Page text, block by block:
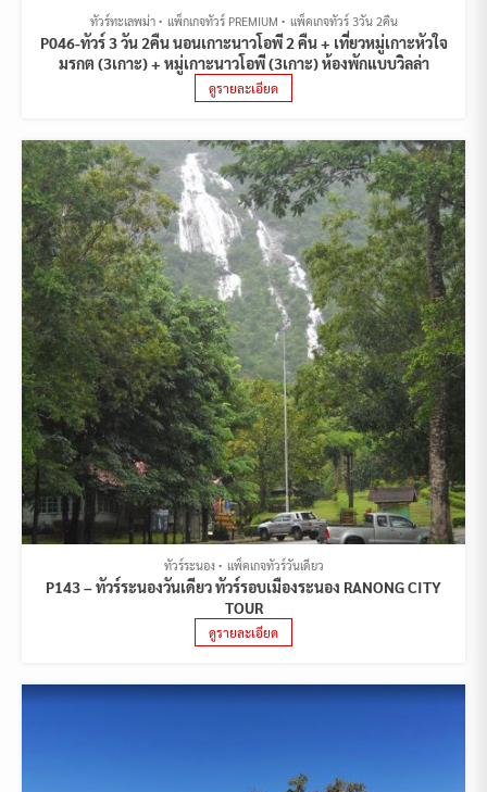
ทัวร์ทะเลพม่า แพ็กเกจทัวร์ PREMIUM แพ็คเกจทัวร์ 3วัน 2คืน
P046-ทัวร์ 3 วัน 2คืน นอนเกาะนาวโอพี 2 คืน + เที่ยวหมู่เกาะหัวใจ
มรกต (3เกาะ) + หมู่เกาะนาวโอพี (3เกาะ) ห้องพักแบบวิลล่า
ดูรายละเอียด
ทัวร์ระนอง แพ็คเกจทัวร์วันเดียว
P143 – ทัวร์ระนองวันเดียว ทัวร์รอบเมืองระนอง RANONG CITY
TOUR
ดูรายละเอียด